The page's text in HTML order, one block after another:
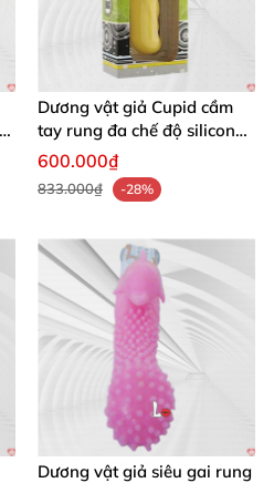
Dương vật giả Cupid cầm
tay rung đa chế độ silicon
cao cấp cho nữ cực phê
600.000₫
833.000₫ -28%
Dương vật giả siêu gai rung